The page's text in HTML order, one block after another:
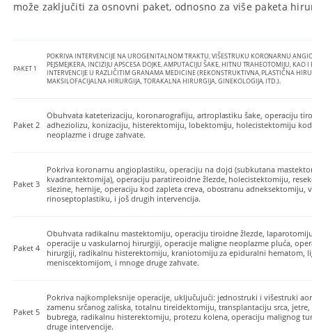
može zaključiti za osnovni paket, odnosno za više paketa
PAKET 1
Paket 2
Paket 3
Paket 4
Paket 5
POKRIVA INTERVENCIJE NA UROGENITALNOM TRAKTU, VIŠESTRUKU KORONARNU
PEJSMEJKERA, INCIZIJU APSCESA DOJKE, AMPUTACIJU ŠAKE, HITNU TRAHEOTOMIJU, KAO
INTERVENCIJE U RAZLIČITIM GRANAMA MEDICINE (REKONSTRUKTIVNA, PLASTIČNA
MAKSILOFACIJALNA HIRURGIJA, TORAKALNA HIRURGIJA, GINEKOLOGIJA, ITD.).
Obuhvata kateterizaciju, koronarografiju, artroplastiku šake, operaciju
adheziolizu, konizaciju, histerektomiju, lobektomiju, holecistektomiju
neoplazme i druge zahvate.
Pokriva koronarnu angioplastiku, operaciju na dojci (subkutana
kvadrantektomija), operaciju paratireoidne žlezde, holecistektomiju,
slezine, hernije, operaciju kod zapleta creva, obostranu adneksektomiju,
rinoseptoplastiku, i još drugih intervencija.
Obuhvata radikalnu mastektomiju, operaciju tiroidne žlezde,
operacije u vaskularnoj hirurgiji, operacije maligne neoplazme pluća,
hirurgiji, radikalnu histerektomiju, kraniotomiju za epiduralni hematom,
meniscektomijom, i mnoge druge zahvate.
Pokriva najkompleksnije operacije, uključujući: jednostruki i višestruki
zamenu srčanog zaliska, totalnu tireidektomiju, transplantaciju srca, jetre,
bubrega, radikalnu histerektomiju, protezu kolena, operaciju malignog
druge intervencije.